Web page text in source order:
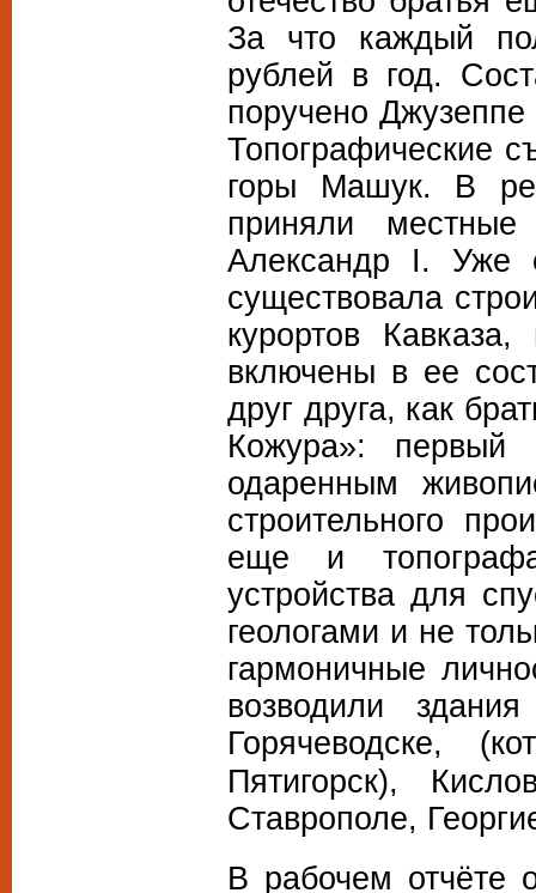
За что каждый
рублей в год.
поручено
Топографические
горы Машук. В
приняли
Александр I. Уже
существовала
курортов
включены в ее
друг друга, как
Кожура»: первый
одаренным
строительного
еще и
устройства для
геологами и не
гармоничные
возводили
Горячеводске,
Пятигорск),
Ставрополе,
В рабочем отчёте